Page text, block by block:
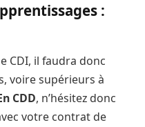
:
CDI, il faudra donc
voire supérieurs à
CDD, n’hésitez donc
votre contrat de